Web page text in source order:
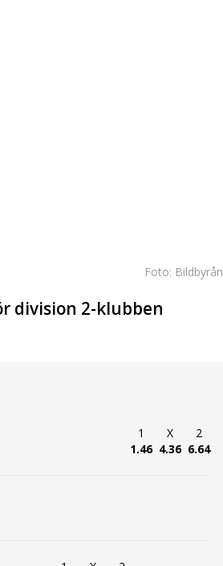
Foto: Bildbyrån
division 2-klubben
1
1.46
X
4.36
2
6.64